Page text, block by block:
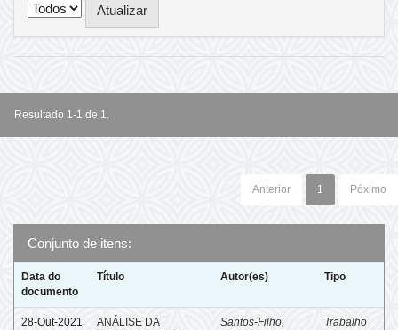
Resultado 1-1 de 1.
Anterior 1 Póximo
Conjunto de itens:
Data do
documento
Título Autor(es) Tipo
28-Out-2021
ANÁLISE DA
Santos-Filho,
Trabalho